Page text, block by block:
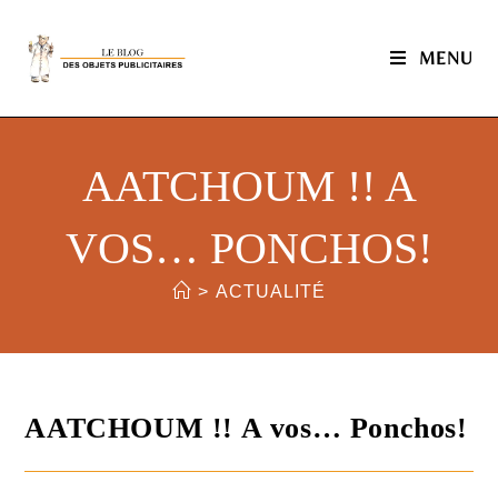
MENU
AATCHOUM !! A
VOS… PONCHOS!
> ACTUALITÉ
AATCHOUM !! A vos… Ponchos!